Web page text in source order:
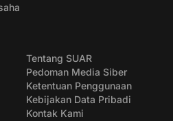
Tentang SUAR
Pedoman Media Siber
Ketentuan Penggunaan
Kebijakan Data Pribadi
Kontak Kami